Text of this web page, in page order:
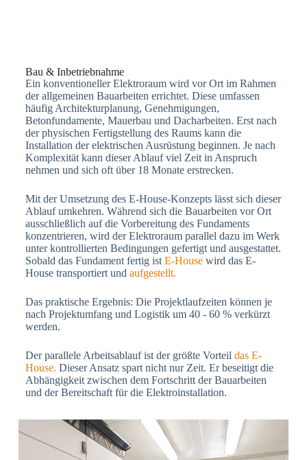
Bau & Inbetriebnahme
Ein konventioneller Elektroraum wird vor Ort im Rahmen
der allgemeinen Bauarbeiten errichtet. Diese umfassen
häufig Architekturplanung, Genehmigungen,
Betonfundamente, Mauerbau und Dacharbeiten. Erst nach
der physischen Fertigstellung des Raums kann die
Installation der elektrischen Ausrüstung beginnen. Je nach
Komplexität kann dieser Ablauf viel Zeit in Anspruch
nehmen und sich oft über 18 Monate erstrecken.
Mit der Umsetzung des E-House-Konzepts lässt sich dieser
Ablauf umkehren. Während sich die Bauarbeiten vor Ort
ausschließlich auf die Vorbereitung des Fundaments
konzentrieren, wird der Elektroraum parallel dazu im Werk
unter kontrollierten Bedingungen gefertigt und ausgestattet.
Sobald das Fundament fertig ist E-Housewird das E-
House transportiert und aufgestellt.
Das praktische Ergebnis: Die Projektlaufzeiten können je
nach Projektumfang und Logistik um 40 - 60 % verkürzt
werden.
Der parallele Arbeitsablauf ist der größte Vorteil das E-
House. Dieser Ansatz spart nicht nur Zeit. Er beseitigt die
Abhängigkeit zwischen dem Fortschritt der Bauarbeiten
und der Bereitschaft für die Elektroinstallation.